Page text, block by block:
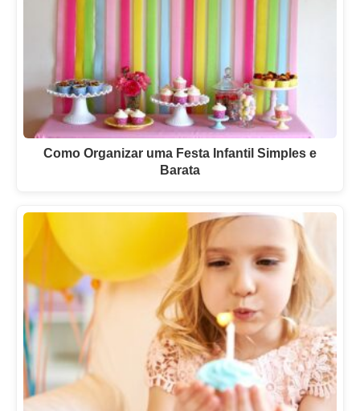
Como Organizar uma Festa Infantil Simples e
Barata